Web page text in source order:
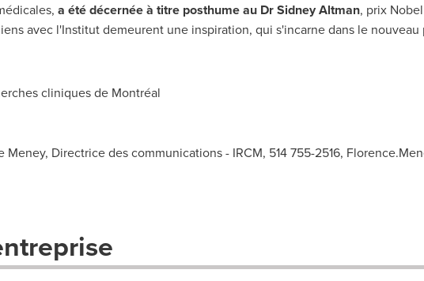
a été décernée à titre posthume au DrSidney Altman, prix
avec l'Institut demeurent une inspiration, qui s'incarne dans le
cliniques de Montréal
Directrice des communications - IRCM, 514 755-2516,